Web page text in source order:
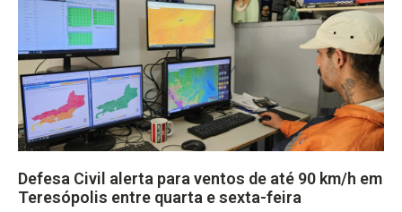
Defesa Civil alerta para ventos de até 90 km/h em
Teresópolis entre quarta e sexta-feira